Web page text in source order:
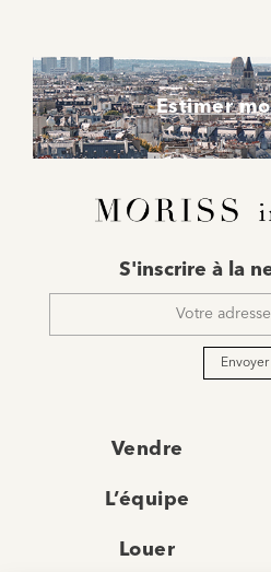
Estimer
mail
S'inscrire à la
Envoyer
Vendre
L’équipe
Louer